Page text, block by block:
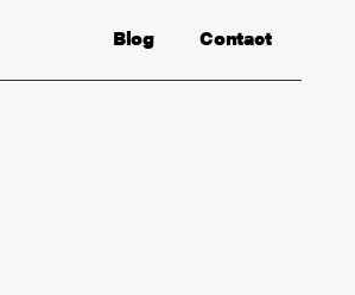
Contact
Blog